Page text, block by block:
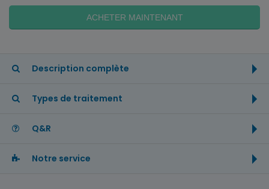
ACHETER MAINTENANT
Description complète
Types de traitement
Q&R
Notre service